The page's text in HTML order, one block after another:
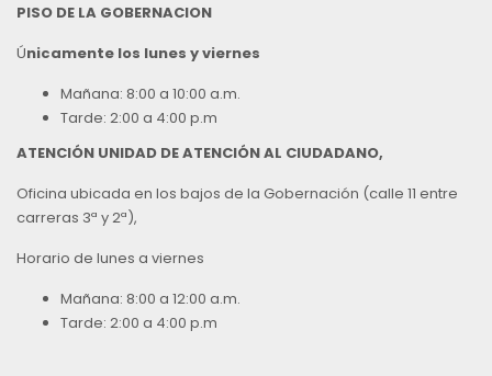
PISO DE LA GOBERNACION
Únicamente los lunes y viernes
Mañana: 8:00 a 10:00 a.m.
Tarde: 2:00 a 4:00 p.m
ATENCIÓN UNIDAD DE ATENCIÓN AL CIUDADANO,
Oficina ubicada en los bajos de la Gobernación (calle 11 entre
carreras 3ª y 2ª),
Horario de lunes a viernes
Mañana: 8:00 a 12:00 a.m.
Tarde: 2:00 a 4:00 p.m